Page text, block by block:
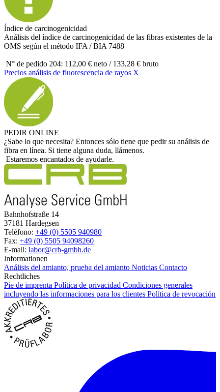
Índice de carcinogenicidad
Análisis del índice de carcinogenicidad de las fibras existentes de la
OMS según el método IFA / BIA 7488
N° de pedido 204: 112,00 € neto / 133,28 € bruto
Precios análisis de fluorescencia de rayos X
PEDIR ONLINE
¿Sabe lo que necesita? Entonces sólo tiene que pedir su análisis de
fibra en línea. Si tiene alguna duda, llámenos.
Estaremos encantados de ayudarle.
Bahnhofstraße 14
37181 Hardegsen
Teléfono: +49 (0) 5505 940980
Fax: +49 (0) 5505 94098260
E-mail: labor@crb-gmbh.de
Informationen
Análisis del amianto, prueba del amianto Noticias Contacto
Rechtliches
Pie de imprenta Política de privacidad Condiciones generales
incluyendo las informaciones para los clientes Política de revocación